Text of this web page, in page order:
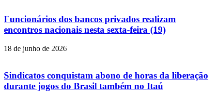
Funcionários dos bancos privados realizam
encontros nacionais nesta sexta-feira (19)
18 de junho de 2026
Sindicatos conquistam abono de horas da liberação
durante jogos do Brasil também no Itaú